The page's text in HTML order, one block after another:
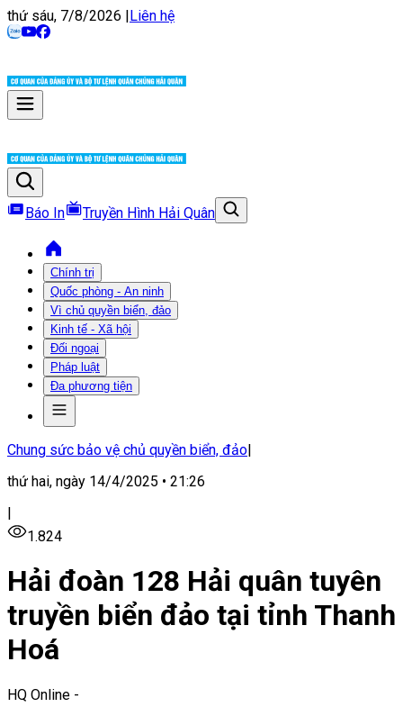
thứ sáu, 7/8/2026 |Liên hệ
Báo In Truyền Hình Hải Quân
Chính trị
Quốc phòng - An ninh
Vì chủ quyền biển, đảo
Kinh tế - Xã hội
Đối ngoại
Pháp luật
Đa phương tiện
Chung sức bảo vệ chủ quyền biển, đảo|
thứ hai, ngày 14/4/2025 • 21:26
|
1.824
Hải đoàn 128 Hải quân tuyên
truyền biển đảo tại tỉnh Thanh
Hoá
HQ Online -